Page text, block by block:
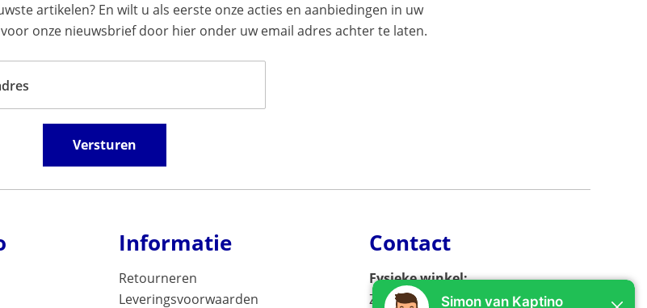
artikelen? En wilt u als eerste onze acties en aanbiedingen in uw
onze nieuwsbrief door hier onder uw email adres achter te laten.
Versturen
Informatie
Retourneren
Leveringsvoorwaarden
Contact
Fysieke winkel:
Zijlweg 53, 2013 DC Haarlem